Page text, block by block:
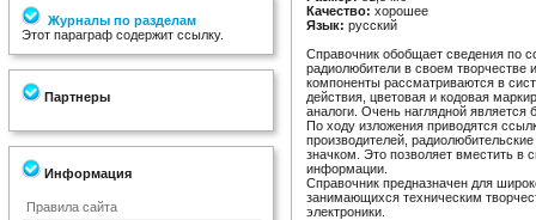
Журналы по разделам
Этот параграф содержит ссылку.
Партнеры
Информация
Правила сайта
Качество: хорошее
Язык: русский
Справочник обобщает сведения по
радиолюбители в своем творчестве
компоненты рассматриваются в
действия, цветовая и кодовая
аналоги. Очень наглядной является
По ходу изложения приводятся
производителей,
значком. Это позволяет вместить в
информации.
Справочник предназначен для
занимающихся техническим
электроники.